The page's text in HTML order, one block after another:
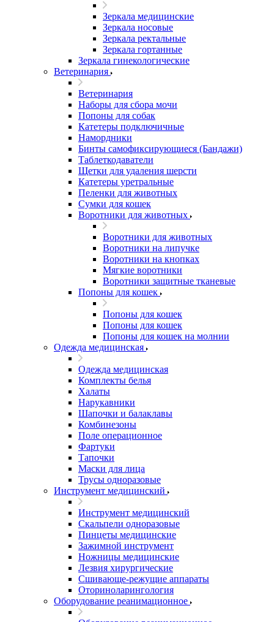
Зеркала медицинские
Зеркала носовые
Зеркала ректальные
Зеркала гортанные
Зеркала гинекологические
Ветеринария
Ветеринария
Наборы для сбора мочи
Попоны для собак
Катетеры подключичные
Намордники
Бинты самофиксирующиеся (Бандажи)
Таблеткодаватели
Щетки для удаления шерсти
Катетеры уретральные
Пеленки для животных
Сумки для кошек
Воротники для животных
Воротники для животных
Воротники на липучке
Воротники на кнопках
Мягкие воротники
Воротники защитные тканевые
Попоны для кошек
Попоны для кошек
Попоны для кошек
Попоны для кошек на молнии
Одежда медицинская
Одежда медицинская
Комплекты белья
Халаты
Нарукавники
Шапочки и балаклавы
Комбинезоны
Поле операционное
Фартуки
Тапочки
Маски для лица
Трусы одноразовые
Инструмент медицинский
Инструмент медицинский
Скальпели одноразовые
Пинцеты медицинские
Зажимной инструмент
Ножницы медицинские
Лезвия хирургические
Сшивающе-режущие аппараты
Оториноларингология
Оборудование реанимационное